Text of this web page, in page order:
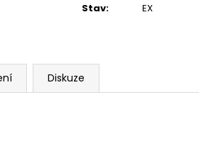
Stav: EX
Diskuze